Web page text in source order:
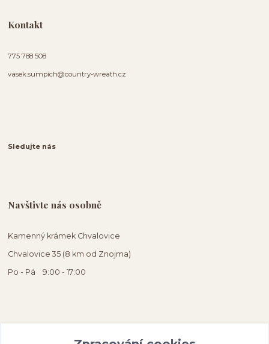
Kontakt
775 788 508
vasek.sumpich@country-wreath.cz
Sledujte nás
Navštivte nás osobně
Kamenný krámek Chvalovice
Chvalovice 35 (8 km od Znojma)
Po - Pá 9:00 - 17:00